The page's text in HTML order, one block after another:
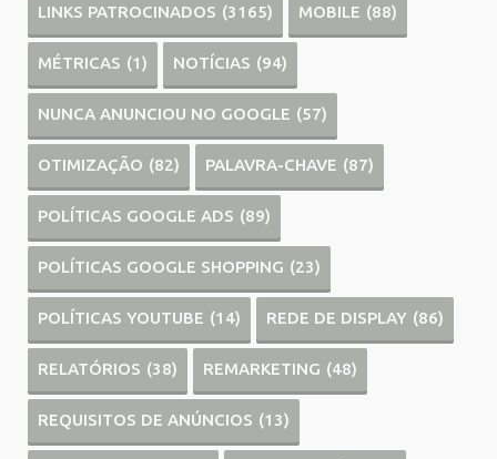
LINKS PATROCINADOS (3165) MOBILE (88)
MÉTRICAS (1) NOTÍCIAS (94)
NUNCA ANUNCIOU NO GOOGLE (57)
OTIMIZAÇÃO (82) PALAVRA-CHAVE (87)
POLÍTICAS GOOGLE ADS (89)
POLÍTICAS GOOGLE SHOPPING (23)
POLÍTICAS YOUTUBE (14) REDE DE DISPLAY (86)
RELATÓRIOS (38) REMARKETING (48)
REQUISITOS DE ANÚNCIOS (13)